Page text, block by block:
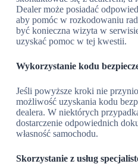
Dealer może posiadać
aby pomóc w rozkodowaniu
być konieczna wizyta w
uzyskać pomoc w tej kwestii.
Wykorzystanie kodu
Jeśli powyższe kroki nie
możliwość uzyskania kodu
dealera. W niektórych
dostarczenie odpowiednich
własność samochodu.
Skorzystanie z usług